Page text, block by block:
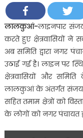
लालकुआं-लाइनपार
करते हुए क्षेत्रवासियों ने
अब समिति द्वारा नगर
उठाई गई है। लाइन पर
क्षेत्रवासियों और
लालकुआं के अंतर्गत संजय
सहित तमाम क्षेत्रों को
के लोगों को नगर पंचायत